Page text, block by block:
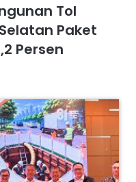
Tol
Paket
Persen